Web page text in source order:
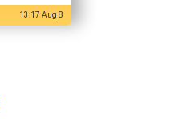
13:17 Aug 8